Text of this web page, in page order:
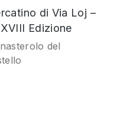
di Via Loj –
Edizione
del